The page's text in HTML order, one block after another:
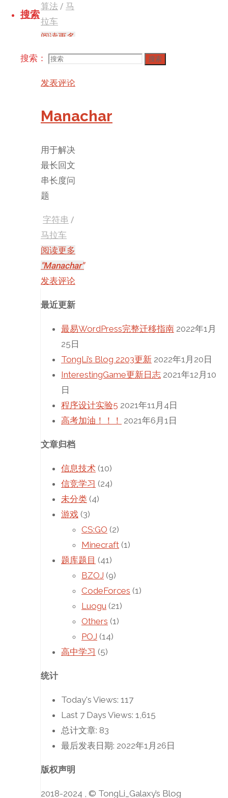
搜索
搜索： 搜索
算法 / 马
拉车
阅读更多
"浅谈
manacher"
发表评论
Manachar
用于解决
最长回文
串长度问
题
字符串 /
马拉车
阅读更多
"Manachar"
发表评论
最近更新
最易WordPress完整迁移指南 2022年1月
25日
TongLi’s Blog 2203更新 2022年1月20日
InterestingGame更新日志 2021年12月10
日
程序设计实验5 2021年11月4日
高考加油！！！ 2021年6月1日
文章归档
信息技术 (10)
信竞学习 (24)
未分类 (4)
游戏 (3)
CS:GO (2)
Minecraft (1)
题库题目 (41)
BZOJ (9)
CodeForces (1)
Luogu (21)
Others (1)
POJ (14)
高中学习 (5)
统计
Today's Views: 117
Last 7 Days Views: 1,615
总计文章: 83
最后发表日期: 2022年1月26日
版权声明
2018-2024 , © TongLi_Galaxy’s Blog